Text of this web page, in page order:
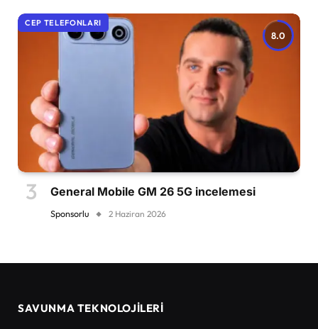
8.0
CEP TELEFONLARI
General Mobile GM 26 5G incelemesi
Sponsorlu 2 Haziran 2026
SAVUNMA TEKNOLOJİLERİ